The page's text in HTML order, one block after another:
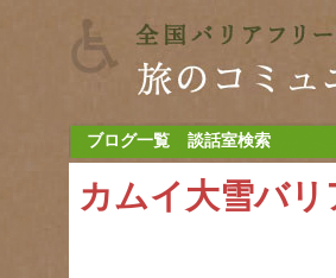
ブログ一覧 談話室検索
カムイ大雪バ